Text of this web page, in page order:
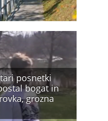
posnetki
bogat in
grozna